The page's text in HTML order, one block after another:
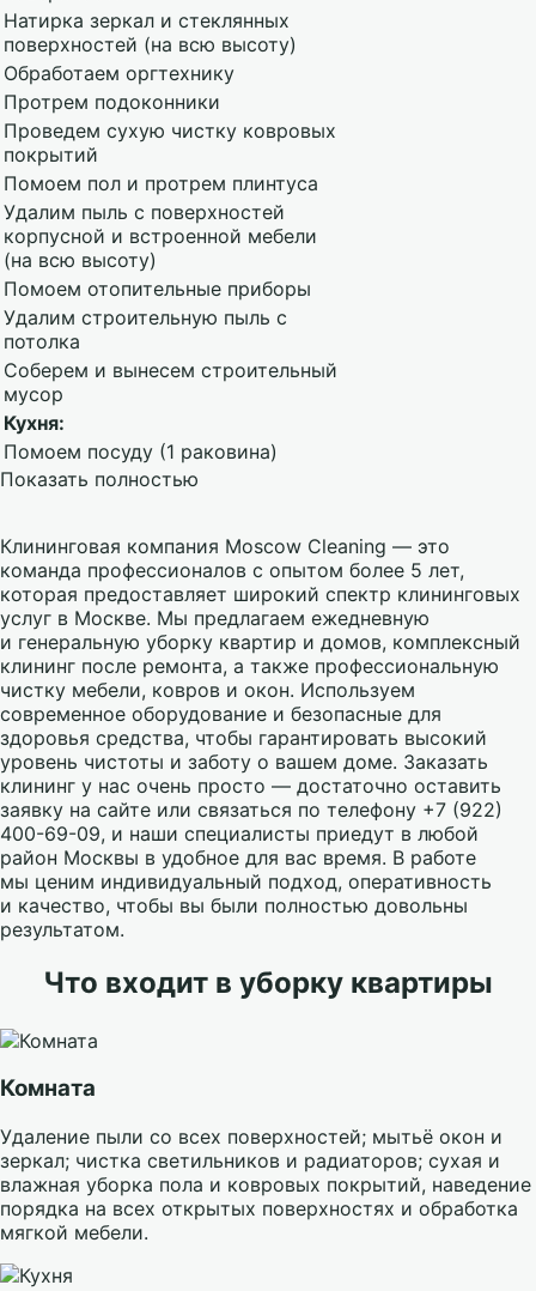
Натирка зеркал и стеклянных
поверхностей (на всю высоту)
Обработаем оргтехнику
Протрем подоконники
Проведем сухую чистку ковровых
покрытий
Помоем пол и протрем плинтуса
Удалим пыль с поверхностей
корпусной и встроенной мебели
(на всю высоту)
Помоем отопительные приборы
Удалим строительную пыль с
потолка
Соберем и вынесем строительный
мусор
Кухня:
Помоем посуду (1 раковина)
Показать полностью
Клининговая компания Moscow Cleaning — это
команда профессионалов с опытом более 5 лет,
которая предоставляет широкий спектр клининговых
услуг в Москве. Мы предлагаем ежедневную
и генеральную уборку квартир и домов, комплексный
клининг после ремонта, а также профессиональную
чистку мебели, ковров и окон. Используем
современное оборудование и безопасные для
здоровья средства, чтобы гарантировать высокий
уровень чистоты и заботу о вашем доме. Заказать
клининг у нас очень просто — достаточно оставить
заявку на сайте или связаться по телефону +7 (922)
400-69-09, и наши специалисты приедут в любой
район Москвы в удобное для вас время. В работе
мы ценим индивидуальный подход, оперативность
и качество, чтобы вы были полностью довольны
результатом.
Что входит в уборку квартиры
Комната
Удаление пыли со всех поверхностей; мытьё окон и
зеркал; чистка светильников и радиаторов; сухая и
влажная уборка пола и ковровых покрытий, наведение
порядка на всех открытых поверхностях и обработка
мягкой мебели.